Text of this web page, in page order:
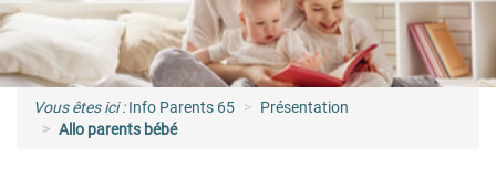
Adolescence et jeunes adultes
Vie de familles
Vous êtes ici :Info Parents 65
Présentation
Allo parents bébé